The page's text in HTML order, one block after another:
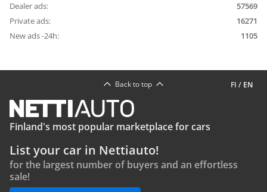
Dealer ads:
57569
Private ads:
16271
New ads -24h:
1105
FI / EN
Back to top
Finland's most popular marketplace for cars
List your car in Nettiauto!
for the largest number of buyers and an effortless
sale!